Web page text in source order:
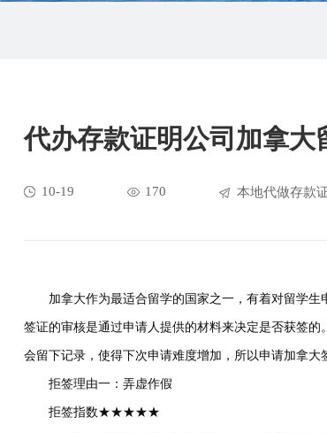
代办存款证明公司加拿大
10-19 170 本地代做存款
加拿大作为最适合留学的国家之一，有着对留学生
签证的审核是通过申请人提供的材料来决定是否获签
会留下记录，使得下次申请难度增加，所以申请加拿大
拒签理由一：弄虚作假
拒签指数★★★★★